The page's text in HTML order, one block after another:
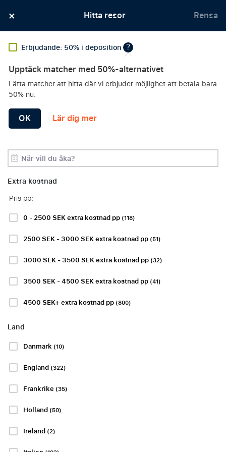
Officiella matchbiljetter med utmärkta platser – Alltid
HITTA DIN FAVORIT
FOTBOLLSRESA
Sortera efter: Filters
Fotbollsresor
1-resor
× Hitta resor Rensa
Erbjudande: 50% i deposition ?
Erbjudanden
Klubb
Extra kostnad
Pris pp:
0 - 2500 SEK extra kostnad pp(118)
2500 SEK - 3000 SEK extra kostnad pp(51)
3000 SEK - 3500 SEK extra kostnad pp(32)
3500 SEK - 4500 SEK extra kostnad pp(41)
4500 SEK+ extra kostnad pp(800)
Land
Danmark (10)
England(322)
Frankrike (35)
Holland(50)
Ireland(2)
Ombokningstjänst
Visa mer
Parma Calcio
Upptäck matcher med 50%-alternativet
Lätta matcher att hitta där vi erbjuder möjlighet att betala bara
50% nu.
OK Lär dig mer